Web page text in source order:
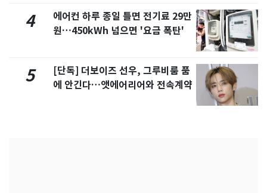
4
에어컨 하루 종일 틀면 전기료 29만
원…450kWh 넘으면 '요금 폭탄'
5
[단독] 더보이즈 선우, 그루비룸 품
에 안긴다…앳에어리어와 전속계약